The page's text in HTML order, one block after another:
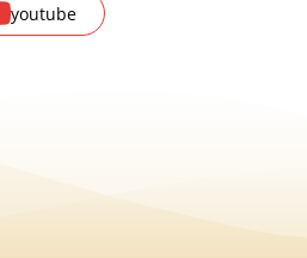
youtube